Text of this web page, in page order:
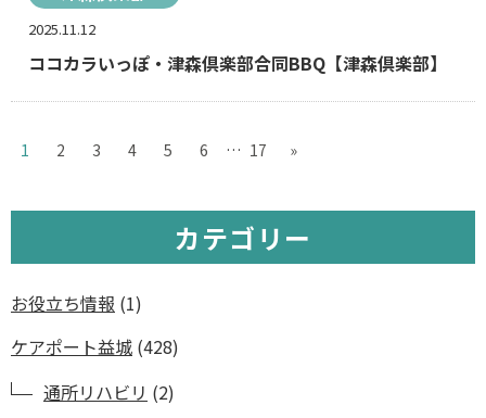
2025.11.12
ココカラいっぽ・津森倶楽部合同BBQ【津森倶楽部】
1 2 3 4 5 6 … 17 »
カテゴリー
お役立ち情報 (1)
ケアポート益城 (428)
通所リハビリ (2)